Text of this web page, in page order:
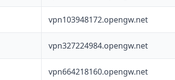
vpn103948172.opengw.net
vpn327224984.opengw.net
vpn664218160.opengw.net